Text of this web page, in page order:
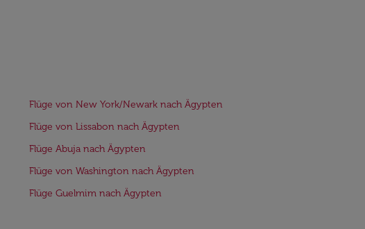
Flüge von New York/Newark nach Ägypten
Flüge von Lissabon nach Ägypten
Flüge Abuja nach Ägypten
Flüge von Washington nach Ägypten
Flüge Guelmim nach Ägypten